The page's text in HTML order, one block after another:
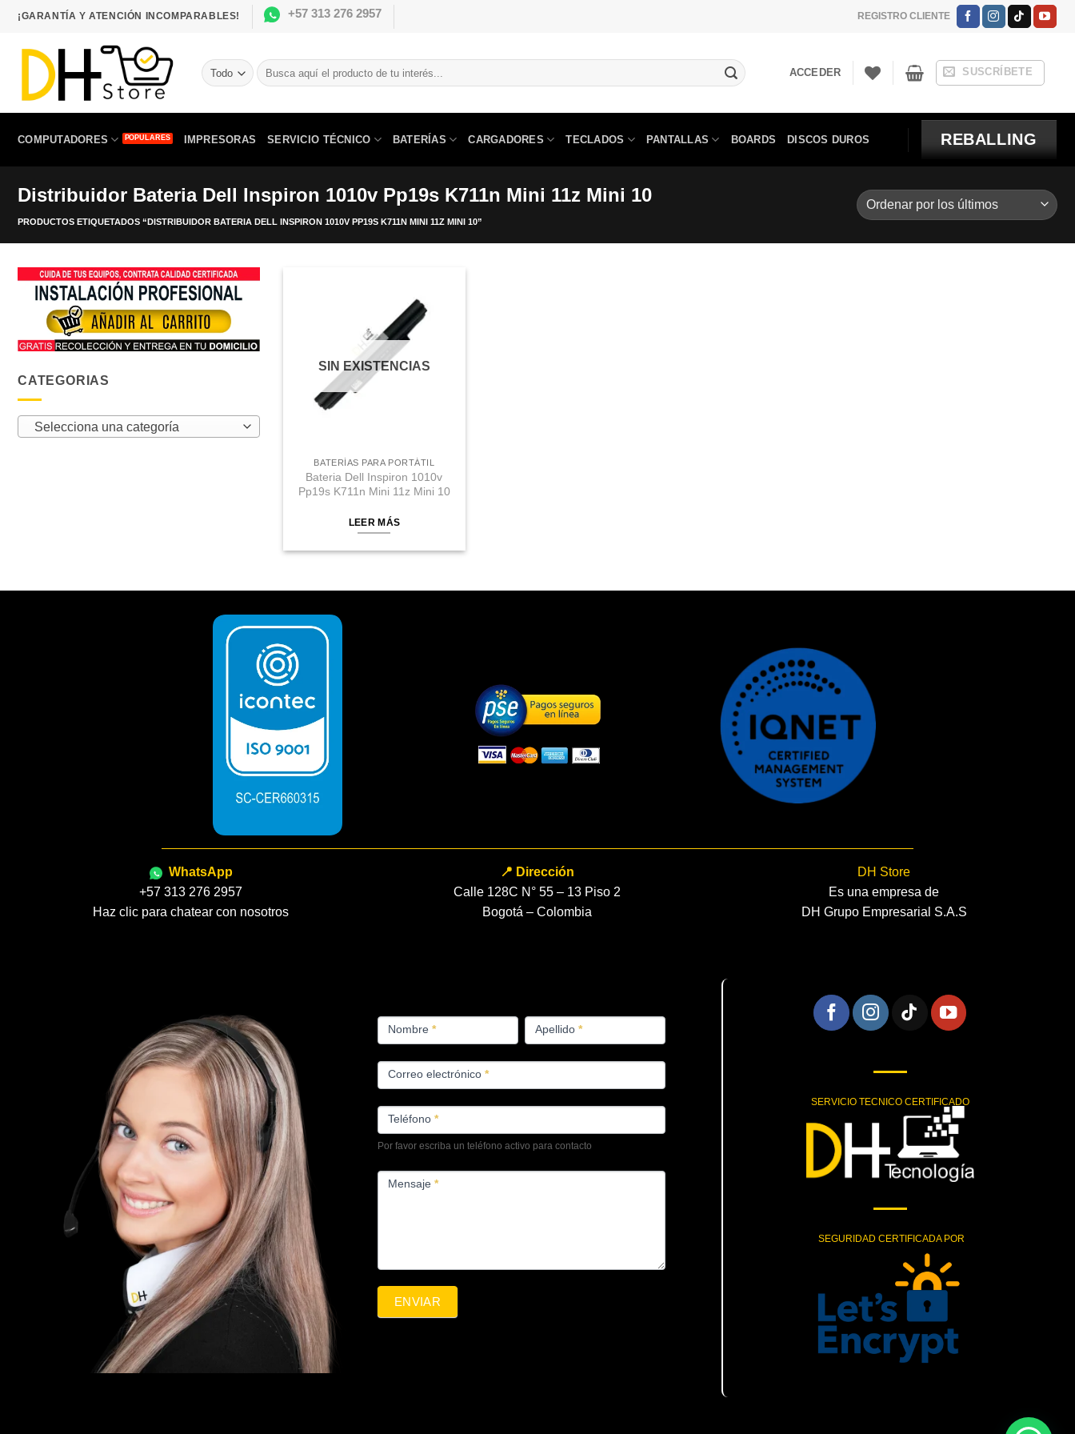
Saltar
contenido
¡GARANTÍA Y ATENCIÓN INCOMPARABLES! +57 313 276 2957 REGISTRO CLIENTE
Buscar
por:
ACCEDER SUSCRÍBETE
COMPUTADORES IMPRESORAS SERVICIO TÉCNICO BATERÍAS CARGADORES TECLADOS PANTALLAS BOARDS DISCOS DUROS REBALLING
Distribuidor Bateria Dell Inspiron 1010v Pp19s K711n Mini 11z Mini 10
PRODUCTOS ETIQUETADOS “DISTRIBUIDOR BATERIA DELL INSPIRON 1010V PP19S K711N MINI 11Z MINI 10”
CATEGORIAS
Selecciona una categoría
Comprar
Despues
SIN EXISTENCIAS
BATERÍAS PARA PORTÁTIL
Bateria Dell Inspiron 1010v
Pp19s K711n Mini 11z Mini 10
LEER MÁS
WhatsApp
+57 313 276 2957
Haz clic para chatear con nosotros
📍 Dirección
Calle 128C N° 55 – 13 Piso 2
Bogotá – Colombia
DH Store
Es una empresa de
DH Grupo Empresarial S.A.S
PRODUCTOS
Nombre * Apellido *
Correo electrónico *
Teléfono *
Por favor escriba un teléfono activo para contacto
Mensaje *
ENVIAR
SERVICIO TECNICO CERTIFICADO
SEGURIDAD CERTIFICADA POR